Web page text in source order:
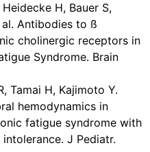
H, Bauer S,
Antibodies to ß
cholinergic receptors in
Syndrome. Brain
Tamai H, Kajimoto Y.
hemodynamics in
fatigue syndrome with
J Pediatr.